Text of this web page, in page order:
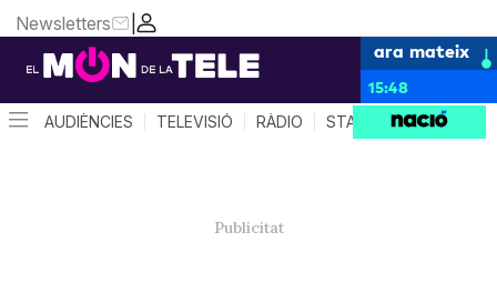
|
Newsletters
ara mateix
15:48
AUDIÈNCIES TELEVISIÓ RÀDIO STAR SYSTEM